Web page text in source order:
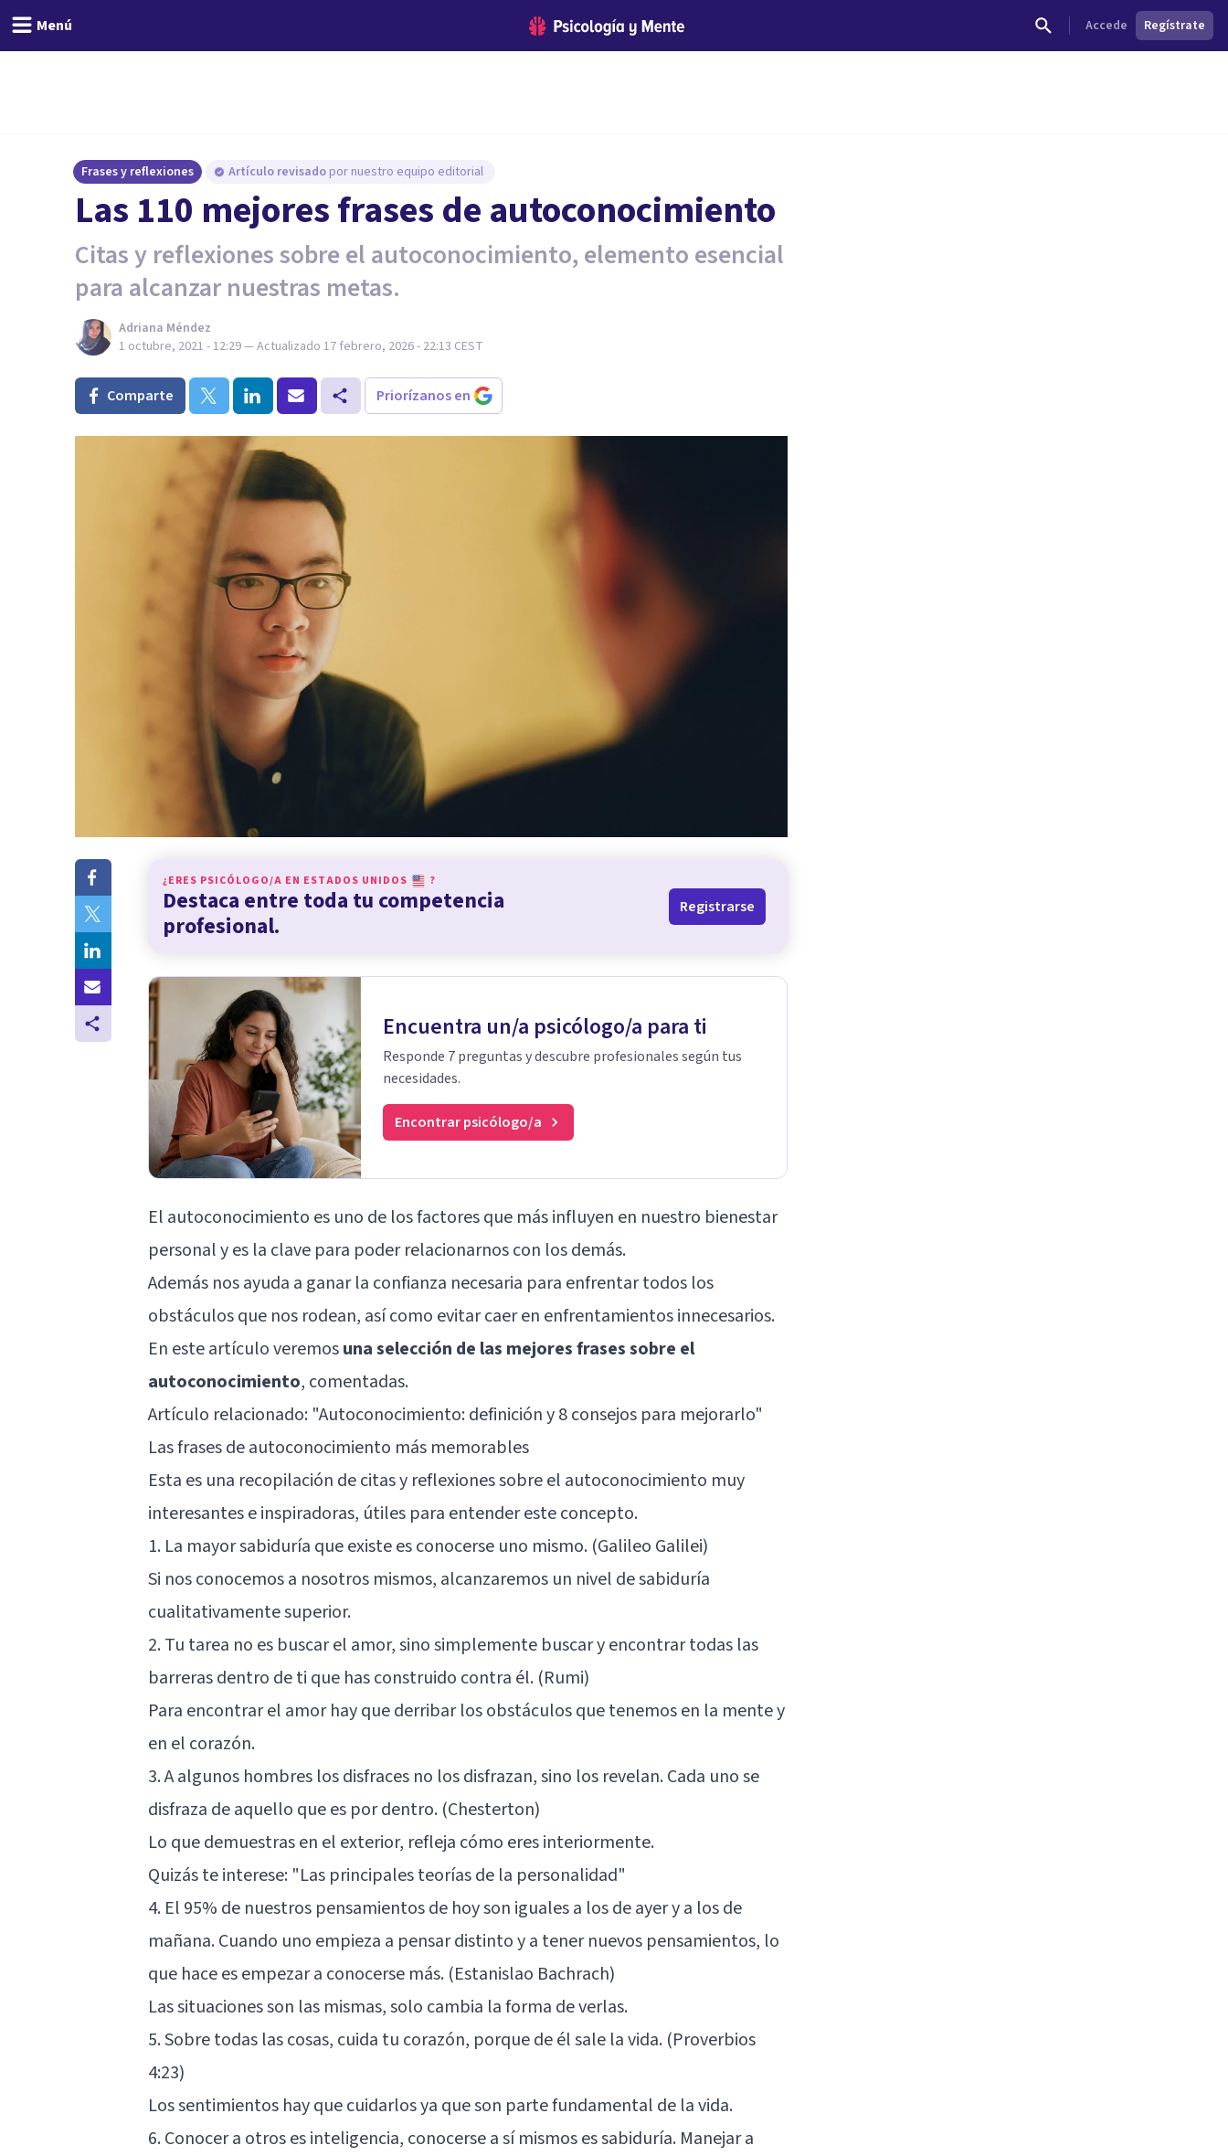
Menú Accede Regístrate
Frases y reflexiones Artículo revisado por nuestro equipo editorial
Las 110 mejores frases de autoconocimiento
Citas y reflexiones sobre el autoconocimiento, elemento esencial
para alcanzar nuestras metas.
Adriana Méndez
1 octubre, 2021 - 12:29— Actualizado 17 febrero, 2026 - 22:13 CEST
Comparte Priorízanos en
¿ERES PSICÓLOGO/A EN ESTADOS UNIDOS ?
Destaca entre toda tu competencia
profesional.
Registrarse
Encuentra un/a psicólogo/a para ti
Responde 7 preguntas y descubre profesionales según tus
necesidades.
Encontrar psicólogo/a
El autoconocimiento es uno de los factores que más influyen en nuestro bienestar
personal y es la clave para poder relacionarnos con los demás.
Además nos ayuda a ganar la confianza necesaria para enfrentar todos los
obstáculos que nos rodean, así como evitar caer en enfrentamientos innecesarios.
En este artículo veremosuna selección de las mejores frases sobre el
autoconocimiento, comentadas.
Artículo relacionado: "Autoconocimiento: definición y 8 consejos para mejorarlo"
Las frases de autoconocimiento más memorables
Esta es una recopilación de citas y reflexiones sobre el autoconocimiento muy
interesantes e inspiradoras, útiles para entender este concepto.
1. La mayor sabiduría que existe es conocerse uno mismo. (Galileo Galilei)
Si nos conocemos a nosotros mismos, alcanzaremos un nivel de sabiduría
cualitativamente superior.
2. Tu tarea no es buscar el amor, sino simplemente buscar y encontrar todas las
barreras dentro de ti que has construido contra él. (Rumi)
Para encontrar el amor hay que derribar los obstáculos que tenemos en la mente y
en el corazón.
3. A algunos hombres los disfraces no los disfrazan, sino los revelan. Cada uno se
disfraza de aquello que es por dentro. (Chesterton)
Lo que demuestras en el exterior, refleja cómo eres interiormente.
Quizás te interese: "Las principales teorías de la personalidad"
4. El 95% de nuestros pensamientos de hoy son iguales a los de ayer y a los de
mañana. Cuando uno empieza a pensar distinto y a tener nuevos pensamientos, lo
que hace es empezar a conocerse más. (Estanislao Bachrach)
Las situaciones son las mismas, solo cambia la forma de verlas.
5. Sobre todas las cosas, cuida tu corazón, porque de él sale la vida. (Proverbios
4:23)
Los sentimientos hay que cuidarlos ya que son parte fundamental de la vida.
6. Conocer a otros es inteligencia, conocerse a sí mismos es sabiduría. Manejar a